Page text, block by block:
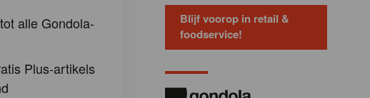
alle Gondola-
Plus-artikels
Blijf voorop in retail &
foodservice!